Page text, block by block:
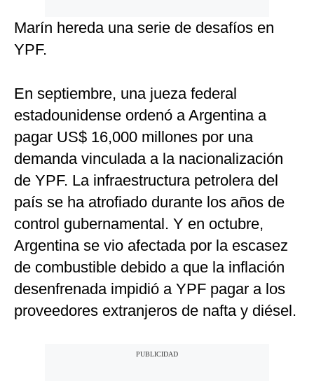
Marín hereda una serie de desafíos en
YPF.
En septiembre, una jueza federal
estadounidense ordenó a Argentina a
pagar US$ 16,000 millones por una
demanda vinculada a la nacionalización
de YPF. La infraestructura petrolera del
país se ha atrofiado durante los años de
control gubernamental. Y en octubre,
Argentina se vio afectada por la escasez
de combustible debido a que la inflación
desenfrenada impidió a YPF pagar a los
proveedores extranjeros de nafta y diésel.